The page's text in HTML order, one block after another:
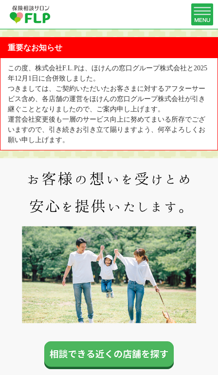
重要なお知らせ
この度、株式会社F.L.Pは、ほけんの窓口グループ株式会社と2025
年12月1日に合併致しました。
つきましては、ご契約いただいたお客さまに対するアフターサー
ビス含め、各店舗の運営をほけんの窓口グループ株式会社が引き
継ぐこととなりましたので、ご案内申し上げます。
運営会社変更後も一層のサービス向上に努めてまいる所存でござ
いますので、引き続きお引き立て賜りますよう、何卒よろしくお
願い申し上げます。